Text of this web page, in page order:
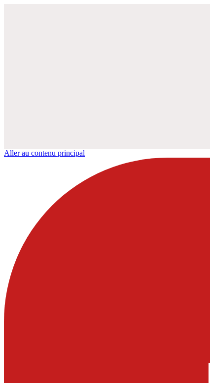
Aller au contenu principal